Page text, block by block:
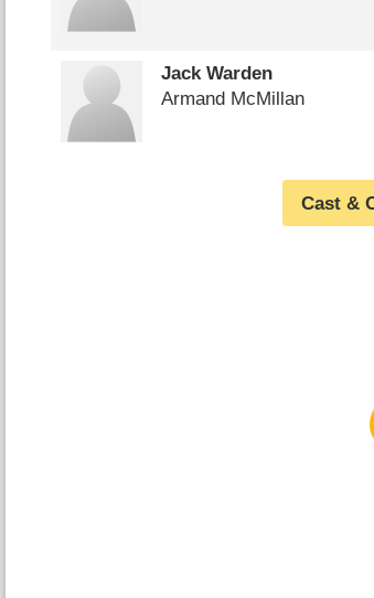
Jack Warden
Armand McMillan
Cast &